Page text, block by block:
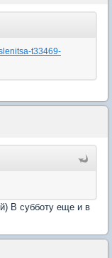
t33469-
В субботу еще и в